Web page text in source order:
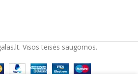
Visos teisės saugomos.